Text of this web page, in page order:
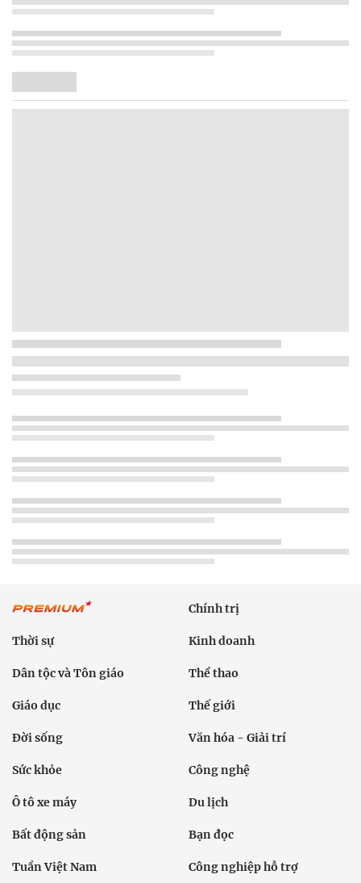
Chính trị
Thời sự Kinh doanh
Dân tộc và Tôn giáo Thể thao
Giáo dục Thế giới
Đời sống Văn hóa - Giải trí
Sức khỏe Công nghệ
Ô tô xe máy Du lịch
Bất động sản Bạn đọc
Tuần Việt Nam Công nghiệp hỗ trợ